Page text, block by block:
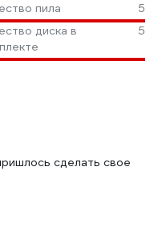
пила
5
диска в
5
сделать свое